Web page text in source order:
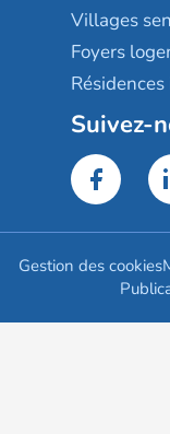
Villages
Foyers
Suivez-
Gestion des cookies